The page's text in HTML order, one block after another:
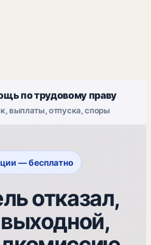
по трудовому праву
выплаты, отпуска, споры
— бесплатно
отказал,